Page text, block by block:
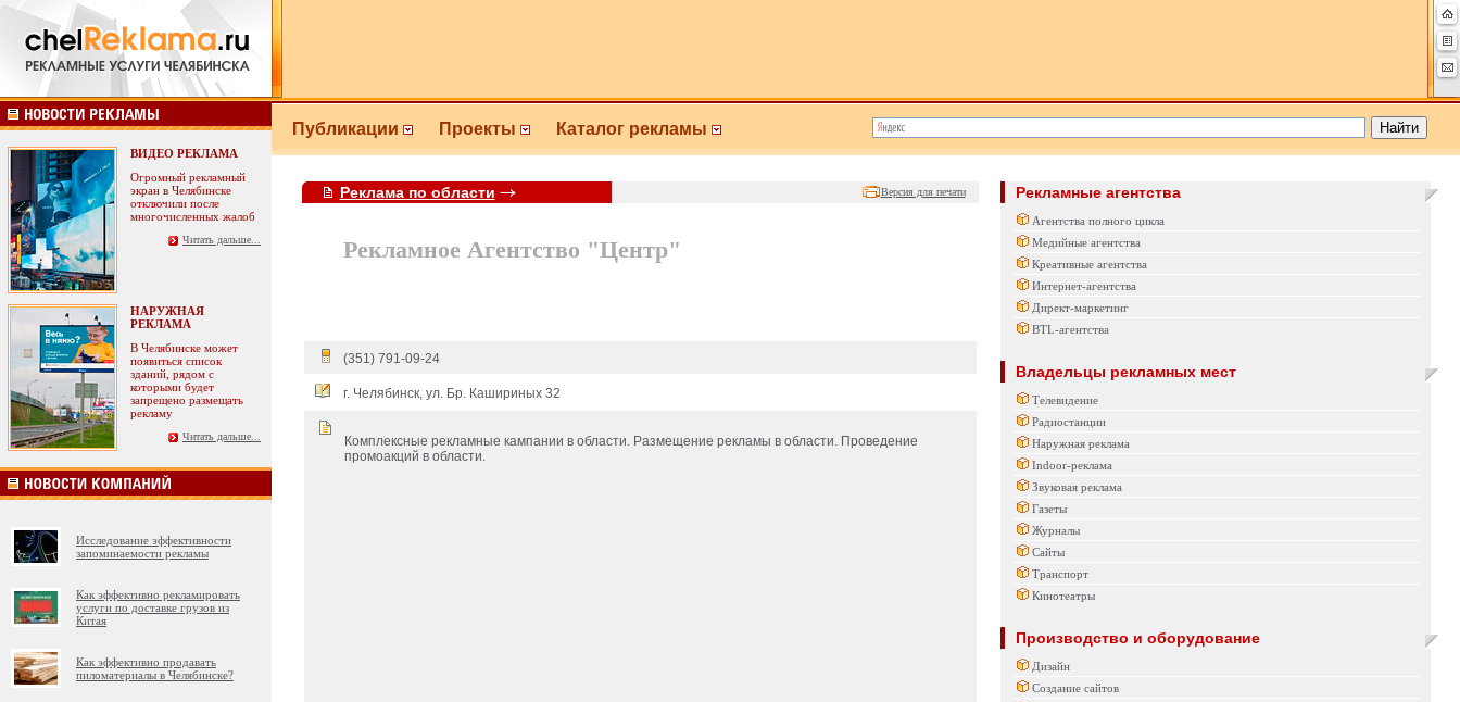
ВИДЕО РЕКЛАМА
Огромный рекламный
экран в Челябинске
отключили после
многочисленных жалоб
Читать дальше...
НАРУЖНАЯ
РЕКЛАМА
В Челябинске может
появиться список
зданий, рядом с
которыми будет
запрещено размещать
рекламу
Читать дальше...
Исследование эффективности
запоминаемости рекламы
Как эффективно рекламировать
услуги по доставке грузов из
Китая
Как эффективно продавать
пиломатериалы в Челябинске?
Публикации Проекты Каталог рекламы
Реклама по области Версия для печати
Рекламное Агентство "Центр"
(351) 791-09-24
г. Челябинск, ул. Бр. Кашириных 32
Комплексные рекламные кампании в области. Размещение рекламы в области. Проведение
промоакций в области.
Рекламные агентства
Агентства полного цикла
Медийные агентства
Креативные агентства
Интернет-агентства
Директ-маркетинг
BTL-агентства
Владельцы рекламных мест
Телевидение
Радиостанции
Наружная реклама
Indoor-реклама
Звуковая реклама
Газеты
Журналы
Сайты
Транспорт
Кинотеатры
Производство и оборудование
Дизайн
Создание сайтов